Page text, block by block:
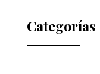
Categorías